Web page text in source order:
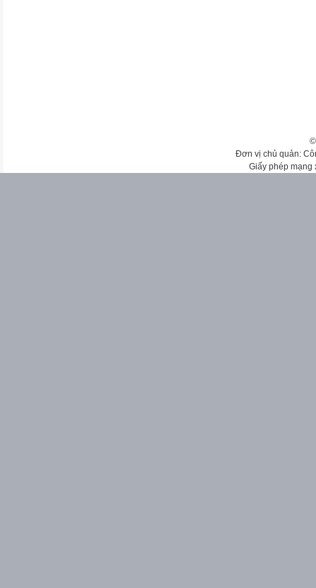
Đơn vị chủ quản:
Giấy phép mạng